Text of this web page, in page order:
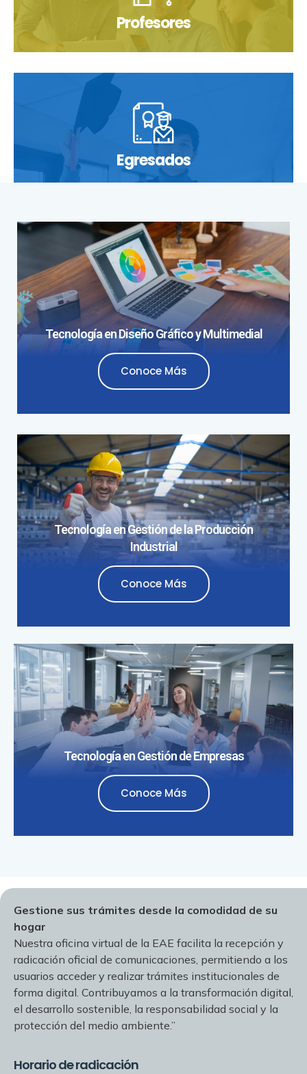
Profesores
Egresados
Tecnología en Diseño Gráfico y Multimedial
Conoce Más
Tecnología en Gestión de la Producción
Industrial
Conoce Más
Tecnología en Gestión de Empresas
Conoce Más
Gestione sus trámites desde la comodidad de su
hogar
Nuestra oficina virtual de la EAE facilita la recepción y
radicación oficial de comunicaciones, permitiendo a los
usuarios acceder y realizar trámites institucionales de
forma digital. Contribuyamos a la transformación digital,
el desarrollo sostenible, la responsabilidad social y la
protección del medio ambiente.”
Horario de radicación